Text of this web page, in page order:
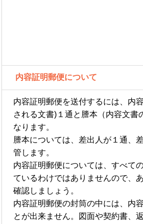
内容証明郵便について
内容証明郵便を送付するには、内
される文書)１通と謄本（内容文書
なります。
謄本については、差出人が１通、
管します。
内容証明郵便については、すべて
ているわけではありませんので、
確認しましょう。
内容証明郵便の封筒の中には、内
とが出来ません。図面や契約書、